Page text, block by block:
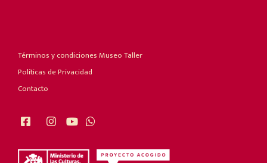
Términos y condiciones Museo Taller
Políticas de Privacidad
Contacto